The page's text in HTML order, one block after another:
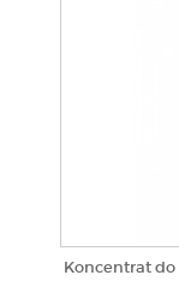
Koncentrat